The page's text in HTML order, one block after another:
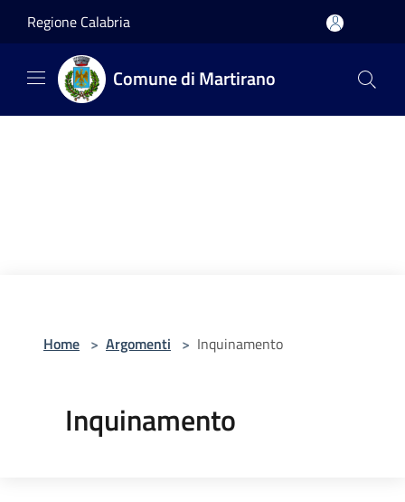
Regione Calabria
Comune di Martirano
Home > Argomenti > Inquinamento
Inquinamento